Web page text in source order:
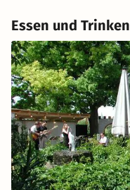
Essen und Trinken